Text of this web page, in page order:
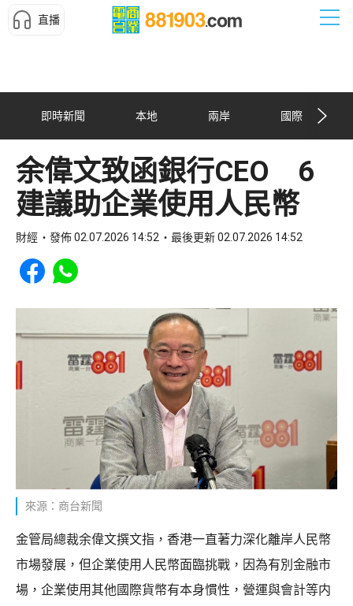
直播
即時新聞 本地 兩岸 國際
余偉文致函銀行CEO 6
建議助企業使用人民幣
財經 發佈 02.07.2026 14:52 最後更新 02.07.2026 14:52
Share to Facebook
Share to WhatsApp
來源：商台新聞
金管局總裁余偉文撰文指，香港一直著力深化離岸人民幣
市場發展，但企業使用人民幣面臨挑戰，因為有別金融市
場，企業使用其他國際貨幣有本身慣性，營運與會計等内